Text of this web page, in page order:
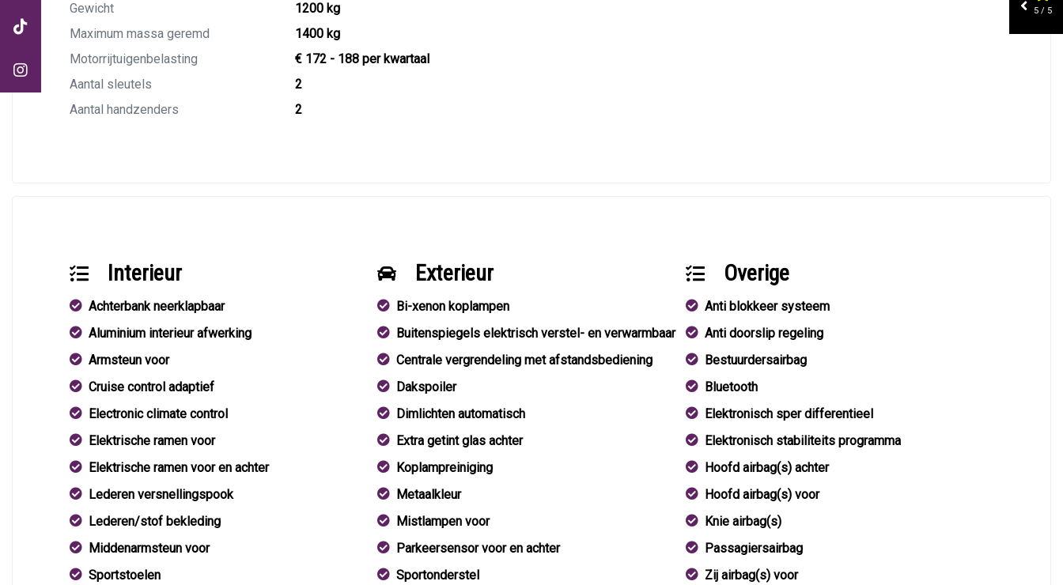
Gewicht
1200 kg
Maximum massa geremd
1400 kg
Motorrijtuigenbelasting
€ 172 - 188 per kwartaal
Aantal sleutels
2
Aantal handzenders
2
Interieur
Achterbank neerklapbaar
Aluminium interieur afwerking
Armsteun voor
Cruise control adaptief
Electronic climate control
Elektrische ramen voor
Elektrische ramen voor en achter
Lederen versnellingspook
Lederen/stof bekleding
Middenarmsteun voor
Sportstoelen
Exterieur
Bi-xenon koplampen
Buitenspiegels elektrisch verstel- en verwarmbaar
Centrale vergrendeling met afstandsbediening
Dakspoiler
Dimlichten automatisch
Extra getint glas achter
Koplampreiniging
Metaalkleur
Mistlampen voor
Parkeersensor voor en achter
Sportonderstel
Overige
Anti blokkeer systeem
Anti doorslip regeling
Bestuurdersairbag
Bluetooth
Elektronisch sper differentieel
Elektronisch stabiliteits programma
Hoofd airbag(s) achter
Hoofd airbag(s) voor
Knie airbag(s)
Passagiersairbag
Zij airbag(s) voor
5 / 5